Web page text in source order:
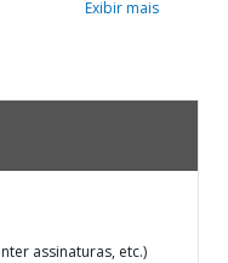
Exibir mais
assinaturas, etc.)